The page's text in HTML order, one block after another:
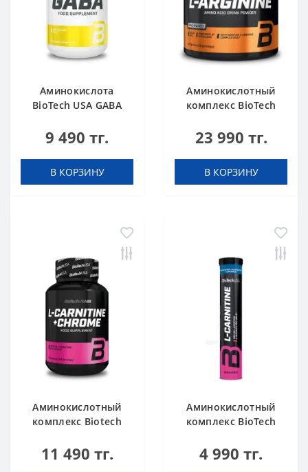
Аминокислота
BioTech USA GABA
капсул
9 490 тг.
В КОРЗИНУ
Аминокислотный
комплекс BioTech
unflavoured 300 g
23 990 тг.
В КОРЗИНУ
Аминокислотный
комплекс Biotech
Chrome 60 таблеток
11 490 тг.
Аминокислотный
комплекс BioTech
mg Effervescent
4 990 тг.